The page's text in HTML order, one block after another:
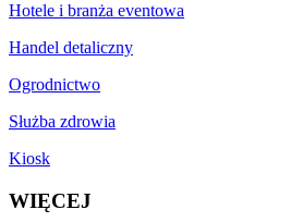
Hotele i branża eventowa
Handel detaliczny
Ogrodnictwo
Służba zdrowia
Kiosk
WIĘCEJ